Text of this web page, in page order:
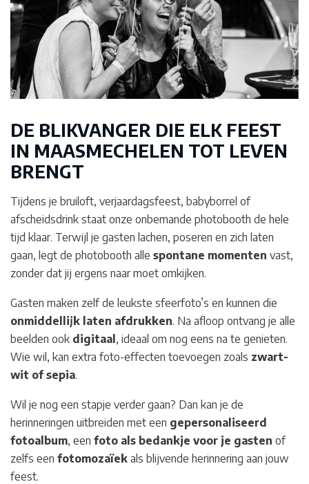
DE BLIKVANGER DIE ELK FEEST
IN MAASMECHELEN TOT LEVEN
BRENGT
Tijdens je bruiloft, verjaardagsfeest, babyborrel of
afscheidsdrink staat onze onbemande photobooth de hele
tijd klaar. Terwijl je gasten lachen, poseren en zich laten
gaan, legt de photobooth alle spontane momenten vast,
zonder dat jij ergens naar moet omkijken.
Gasten maken zelf de leukste sfeerfoto’s en kunnen die
onmiddellijk laten afdrukken. Na afloop ontvang je alle
beelden ook digitaal, ideaal om nog eens na te genieten.
Wie wil, kan extra foto-effecten toevoegen zoals zwart-
wit of sepia.
Wil je nog een stapje verder gaan? Dan kan je de
herinneringen uitbreiden met een gepersonaliseerd
fotoalbum, een foto als bedankje voor je gasten of
zelfs een fotomozaïek als blijvende herinnering aan jouw
feest.